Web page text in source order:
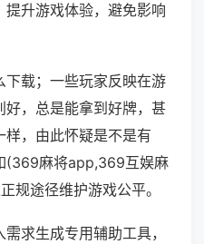
升游戏体验，避免影响
载；一些玩家反映在游
，总是能拿到好牌，甚
，由此怀疑是不是有
(369麻将app,369互娱麻
规途径维护游戏公平。
求生成专用辅助工具，